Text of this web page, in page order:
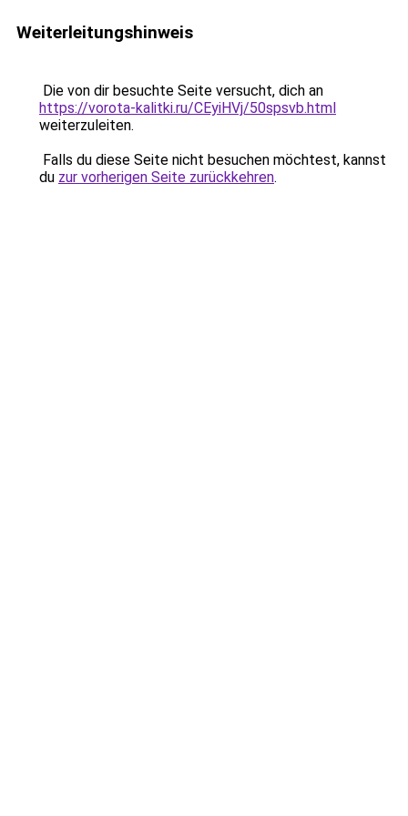
Weiterleitungshinweis
Die von dir besuchte Seite versucht, dich an
https://vorota-kalitki.ru/CEyiHVj/50spsvb.html
weiterzuleiten.
Falls du diese Seite nicht besuchen möchtest, kannst
du zur vorherigen Seite zurückkehren.